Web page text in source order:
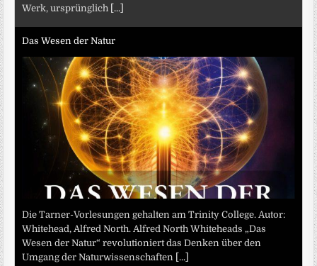
Werk, ursprünglich
[...]
Das Wesen der Natur
Die Tarner-Vorlesungen gehalten am Trinity College. Autor:
Whitehead, Alfred North. Alfred North Whiteheads „Das
Wesen der Natur“ revolutioniert das Denken über den
Umgang der Naturwissenschaften
[...]